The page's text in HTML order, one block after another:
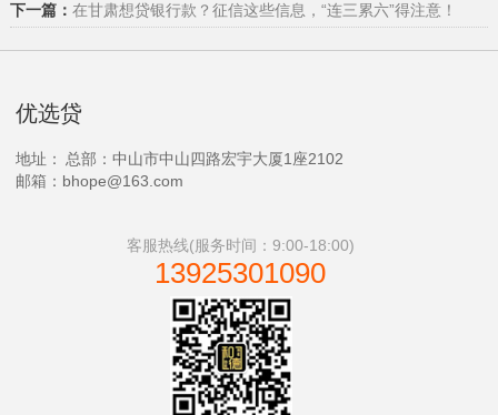
下一篇： 在甘肃想贷银行款？征信这些信息，“连三累六”得注意！
优选贷
地址：
总部：中山市中山四路宏宇大厦1座2102
邮箱：bhope@163.com
客服热线(服务时间：9:00-18:00)
13925301090